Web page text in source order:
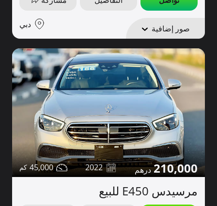
صور إضافية دبي
210,000
2022
45,000
مرسيدس E450 للبيع